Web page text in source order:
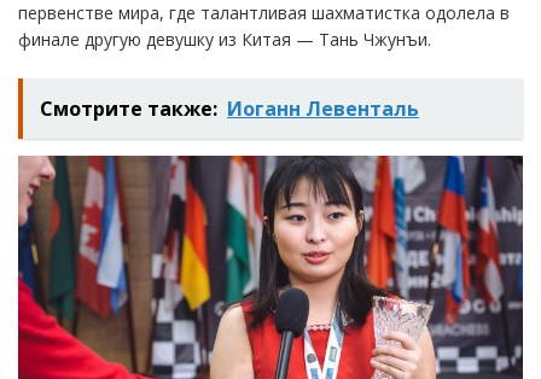
первенстве мира, где талантливая шахматистка одолела в
финале другую девушку из Китая — Тань Чжунъи.
Смотрите также: Иоганн Левенталь